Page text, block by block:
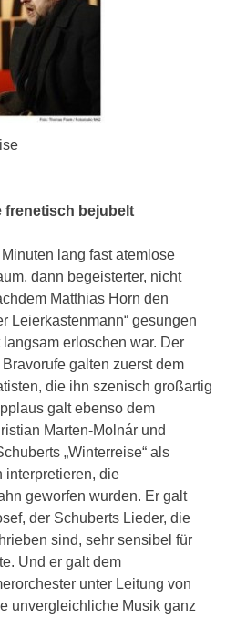
frenetisch bejubelt
lang fast atemlose
dann begeisterter, nicht
Matthias Horn den
Leierkastenmann“ gesungen
erloschen war. Der
galten zuerst dem
die ihn szenisch großartig
galt ebenso dem
Marten-Molnár und
„Winterreise“ als
interpretieren, die
geworfen wurden. Er galt
der Schuberts Lieder, die
sind, sehr sensibel für
Und er galt dem
unter Leitung von
unvergleichliche Musik ganz